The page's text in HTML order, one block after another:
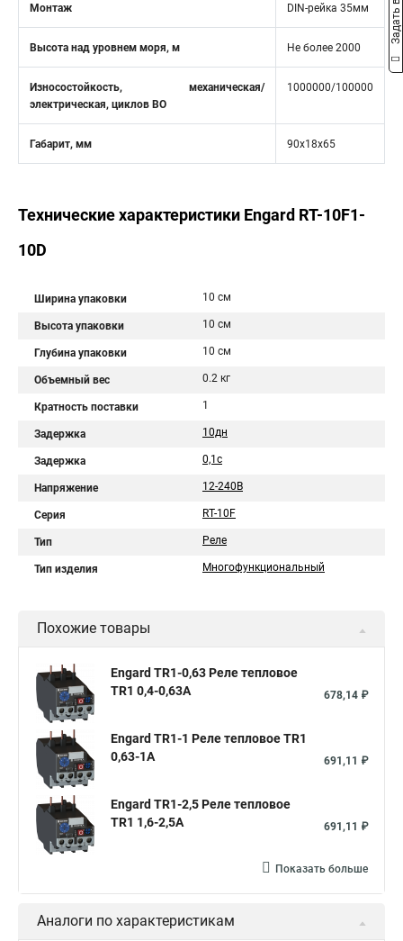
Монтаж DIN-рейка 35мм
Высота над уровнем моря, м Не более 2000
Износостойкость, механическая/
электрическая, циклов ВО
1000000/100000
Габарит, мм 90x18x65
Технические характеристики Engard RT-10F1-
10D
Ширина упаковки 10 см
Высота упаковки 10 см
Глубина упаковки 10 см
Объемный вес 0.2 кг
Кратность поставки 1
Задержка 10дн
Задержка 0,1с
Напряжение 12-240В
Серия RT-10F
Тип Реле
Тип изделия Многофункциональный
Похожие товары
Engard TR1-0,63 Реле тепловое
TR1 0,4-0,63A
678,14 ₽
Engard TR1-1 Реле тепловое TR1
0,63-1A
691,11 ₽
Engard TR1-2,5 Реле тепловое
TR1 1,6-2,5A
691,11 ₽
Показать больше
Аналоги по характеристикам